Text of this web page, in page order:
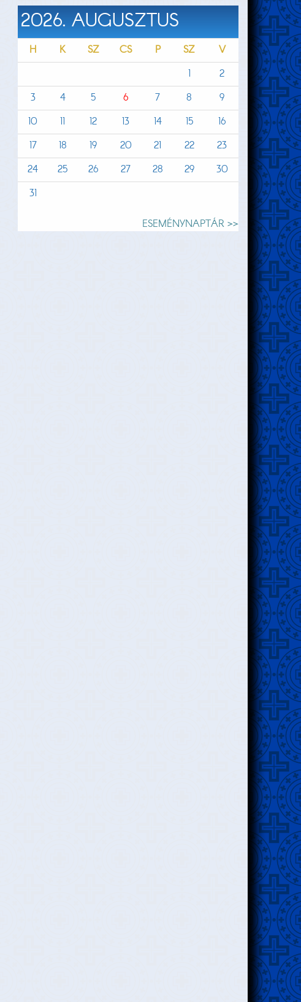
2026. AUGUSZTUS
H K SZ CS P SZ
V
1
2
3
4 5 6 7 8
9
10
11 12 13 14 15
16
17
18 19 20 21 22
23
24
25 26 27 28 29
30
31
ESEMÉNYNAPTÁR >>